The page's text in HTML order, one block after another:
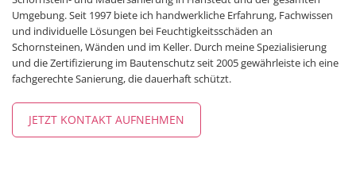
Umgebung. Seit 1997 biete ich handwerkliche Erfahrung, Fachwissen
und individuelle Lösungen bei Feuchtigkeitsschäden an
Schornsteinen, Wänden und im Keller. Durch meine Spezialisierung
und die Zertifizierung im Bautenschutz seit 2005 gewährleiste ich eine
fachgerechte Sanierung, die dauerhaft schützt.
JETZT KONTAKT AUFNEHMEN